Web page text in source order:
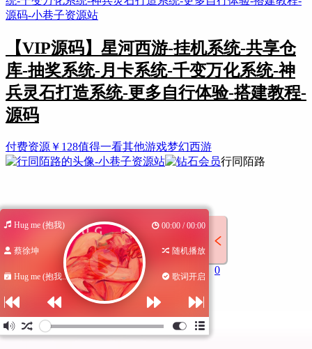
【VIP源码】星河西游-挂机系统-共享仓
库-抽奖系统-月卡系统-千变万化系统-神
兵灵石打造系统-更多自行体验-搭建教程-
源码
付费资源 ￥ 128值得一看其他游戏梦幻西游
行同陌路
0
Hug me (抱我) 00:00 / 00:00
蔡徐坤 随机播放
Hug me (抱我... 歌词开启